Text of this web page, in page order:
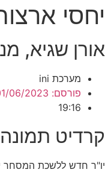
יחסי
אורן שגיא,
מערכת ini
פורסם:
19:16
קרדיט
יו"ר חדש ללשכת המסחר